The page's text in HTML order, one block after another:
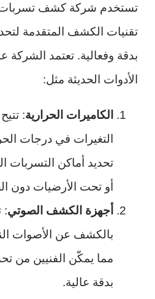
تستخدم شركة كشف تسربات
تقنيات الكشف المتقدمة
بدقة وفعالية. تعتمد
الأدوات الحديثة مثل:
الكاميرات الحرارية:
التغيرات في درجات
تحديد أماكن التسربات
أو تحت الأرضيات دون
أجهزة الكشف الصوتي:
بالكشف عن الأصوات
مما يمكّن الفنيين من
بدقة عالية.